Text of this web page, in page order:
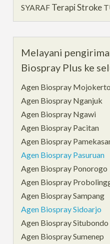
SYARAF Terapi Stroke
Melayani
Biospray Plus ke
Agen Biospray Mojokerto
Agen Biospray Nganjuk
Agen Biospray Ngawi
Agen Biospray Pacitan
Agen Biospray
Agen Biospray Pasuruan
Agen Biospray Ponorogo
Agen Biospray
Agen Biospray Sampang
Agen Biospray Sidoarjo
Agen Biospray Situbondo
Agen Biospray Sumenep